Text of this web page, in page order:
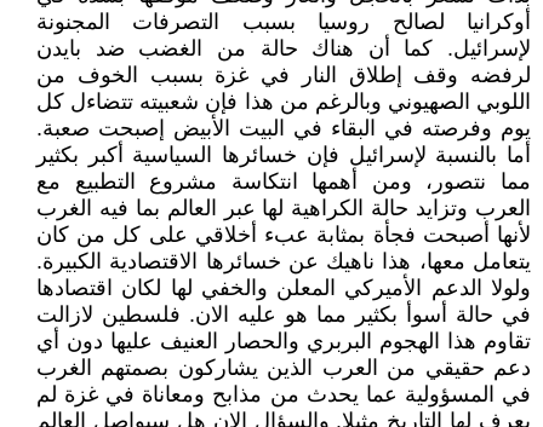
أوكرانيا لصالح روسيا بسبب التصرفات المجنونة
لإسرائيل. كما أن هناك حالة من الغضب ضد بايدن
لرفضه وقف إطلاق النار في غزة بسبب الخوف من
اللوبي الصهيوني وبالرغم من هذا فإن شعبيته تتضاءل كل
يوم وفرصته في البقاء في البيت الأبيض إصبحت صعبة.
أما بالنسبة لإسرائيل فإن خسائرها السياسية أكبر بكثير
مما نتصور، ومن أهمها انتكاسة مشروع التطبيع مع
العرب وتزايد حالة الكراهية لها عبر العالم بما فيه الغرب
لأنها أصبحت فجأة بمثابة عبء أخلاقي على كل من كان
يتعامل معها، هذا ناهيك عن خسائرها الاقتصادية الكبيرة.
ولولا الدعم الأميركي المعلن والخفي لها لكان اقتصادها
في حالة أسوأ بكثير مما هو عليه الان. فلسطين لازالت
تقاوم هذا الهجوم البربري والحصار العنيف عليها دون أي
دعم حقيقي من العرب الذين يشاركون بصمتهم الغرب
في المسؤولية عما يحدث من مذابح ومعاناة في غزة لم
يعرف لها التاريخ مثيلا. والسؤال الان هل سيواصل العالم